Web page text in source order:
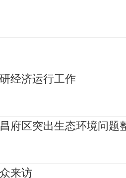
经济运行工作
府区突出生态环境问题
来访